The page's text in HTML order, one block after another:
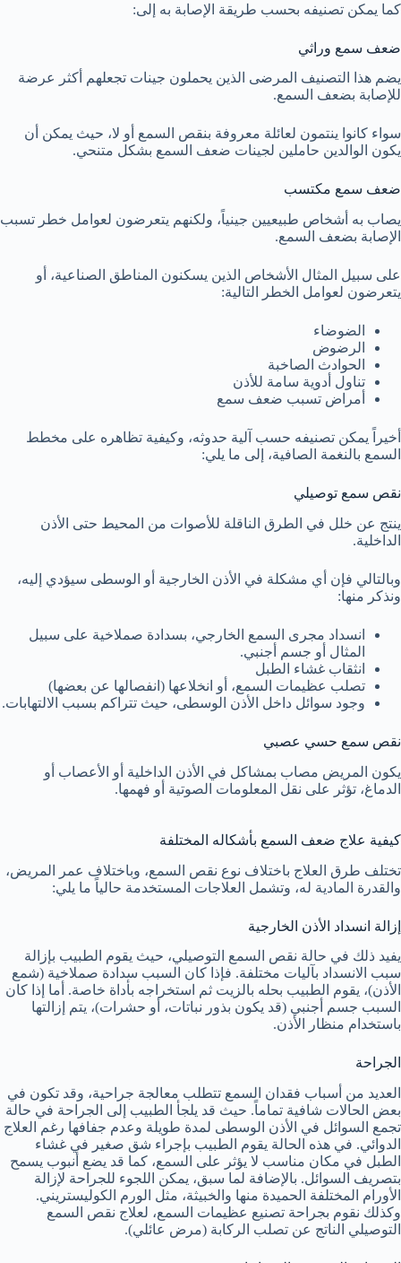
كما يمكن تصنيفه بحسب طريقة الإصابة به إلى:
ضعف سمع وراثي
يضم هذا التصنيف المرضى الذين يحملون جينات تجعلهم أكثر عرضة
للإصابة بضعف السمع.
سواء كانوا ينتمون لعائلة معروفة بنقص السمع أو لا، حيث يمكن أن
يكون الوالدين حاملين لجينات ضعف السمع بشكل متنحي.
ضعف سمع مكتسب
يصاب به أشخاص طبيعيين جينياً، ولكنهم يتعرضون لعوامل خطر تسبب
الإصابة بضعف السمع.
على سبيل المثال الأشخاص الذين يسكنون المناطق الصناعية، أو
يتعرضون لعوامل الخطر التالية:
الضوضاء
الرضوض
الحوادث الصاخبة
تناول أدوية سامة للأذن
أمراض تسبب ضعف سمع
أخيراً يمكن تصنيفه حسب آلية حدوثه، وكيفية تظاهره على مخطط
السمع بالنغمة الصافية، إلى ما يلي:
نقص سمع توصيلي
ينتج عن خلل في الطرق الناقلة للأصوات من المحيط حتى الأذن
الداخلية.
وبالتالي فإن أي مشكلة في الأذن الخارجية أو الوسطى سيؤدي إليه،
ونذكر منها:
انسداد مجرى السمع الخارجي، بسدادة صملاخية على سبيل
المثال أو جسم أجنبي.
انثقاب غشاء الطبل
تصلب عظيمات السمع، أو انخلاعها (انفصالها عن بعضها)
وجود سوائل داخل الأذن الوسطى، حيث تتراكم بسبب الالتهابات.
نقص سمع حسي عصبي
يكون المريض مصاب بمشاكل في الأذن الداخلية أو الأعصاب أو
الدماغ، تؤثر على نقل المعلومات الصوتية أو فهمها.
كيفية علاج ضعف السمع بأشكاله المختلفة
تختلف طرق العلاج باختلاف نوع نقص السمع، وباختلاف عمر المريض،
والقدرة المادية له، وتشمل العلاجات المستخدمة حالياً ما يلي:
إزالة انسداد الأذن الخارجية
يفيد ذلك في حالة نقص السمع التوصيلي، حيث يقوم الطبيب بإزالة
سبب الانسداد بآليات مختلفة. فإذا كان السبب سدادة صملاخية (شمع
الأذن)، يقوم الطبيب بحله بالزيت ثم استخراجه بأداة خاصة. أما إذا كان
السبب جسم أجنبي (قد يكون بذور نباتات، أو حشرات)، يتم إزالتها
باستخدام منظار الأذن.
الجراحة
العديد من أسباب فقدان السمع تتطلب معالجة جراحية، وقد تكون في
بعض الحالات شافية تماماً. حيث قد يلجأ الطبيب إلى الجراحة في حالة
تجمع السوائل في الأذن الوسطى لمدة طويلة وعدم جفافها رغم العلاج
الدوائي. في هذه الحالة يقوم الطبيب بإجراء شق صغير في غشاء
الطبل في مكان مناسب لا يؤثر على السمع، كما قد يضع أنبوب يسمح
بتصريف السوائل. بالإضافة لما سبق، يمكن اللجوء للجراحة لإزالة
الأورام المختلفة الحميدة منها والخبيثة، مثل الورم الكوليستريني.
وكذلك نقوم بجراحة تصنيع عظيمات السمع، لعلاج نقص السمع
التوصيلي الناتج عن تصلب الركابة (مرض عائلي).